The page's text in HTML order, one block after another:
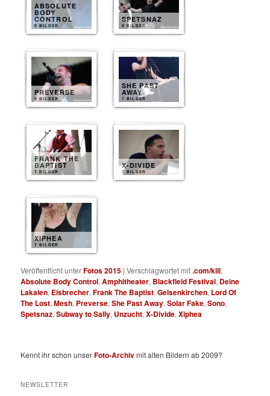
ABSOLUTE
BODY
CONTROL
9 BILDER
SPETSNAZ
9 BILDER
PREVERSE
9 BILDER
SHE PAST
AWAY
7 BILDER
FRANK THE
BAPTIST
7 BILDER
X-DIVIDE
7 BILDER
XIPHEA
7 BILDER
Veröffentlicht unterFotos 2015 |Verschlagwortet mit.com/kill,
Absolute Body Control,Amphitheater, Blackfield Festival, Deine
Lakaien, Eisbrecher,Frank The Baptist,Gelsenkirchen, Lord Of
The Lost,Mesh, Preverse,She Past Away,Solar Fake,Sono,
Spetsnaz,Subway to Sally, Unzucht,X-Divide,Xiphea
Kennt ihr schon unserFoto-Archivmit alten Bildern ab 2009?
NEWSLETTER